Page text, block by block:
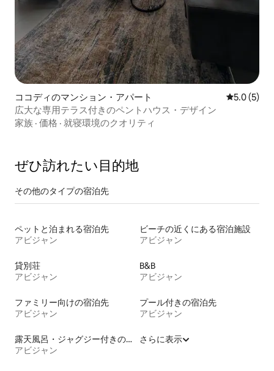
ココディのマンション・アパート レビュー5
5.0 (5)
広大な専用テラス付きのペントハウス・デザイン
家族 · 価格 · 就寝環境のクオリティ
ぜひ訪⁠れ⁠た⁠い目⁠的⁠地
その他のタ⁠イ⁠プ⁠の宿⁠泊⁠先
ペットと泊まれる宿泊先
アビジャン
ビーチの近くにある宿泊施設
アビジャン
貸別荘
アビジャン
B&B
アビジャン
ファミリー向けの宿泊先
アビジャン
プール付きの宿泊先
アビジャン
露天風呂・ジャグジー付きの宿泊施設
アビジャン
さらに表示